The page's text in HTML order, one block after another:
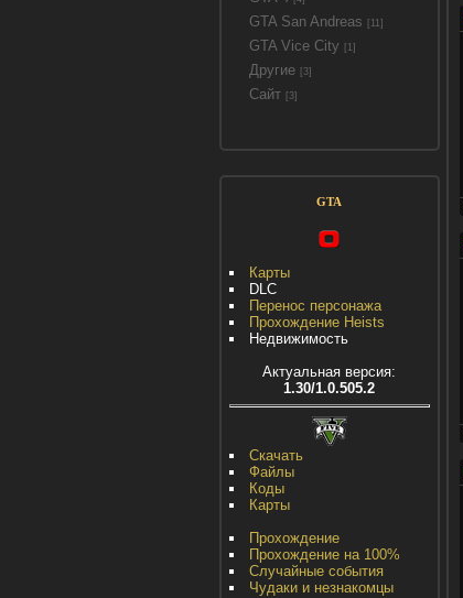
GTA San Andreas [11]
GTA Vice City [1]
Другие [3]
Сайт [3]
GTA
Карты
DLC
Перенос персонажа
Прохождение Heists
Недвижимость
Актуальная версия:
1.30/1.0.505.2
Скачать
Файлы
Коды
Карты
Прохождение
Прохождение на 100%
Случайные события
Чудаки и незнакомцы